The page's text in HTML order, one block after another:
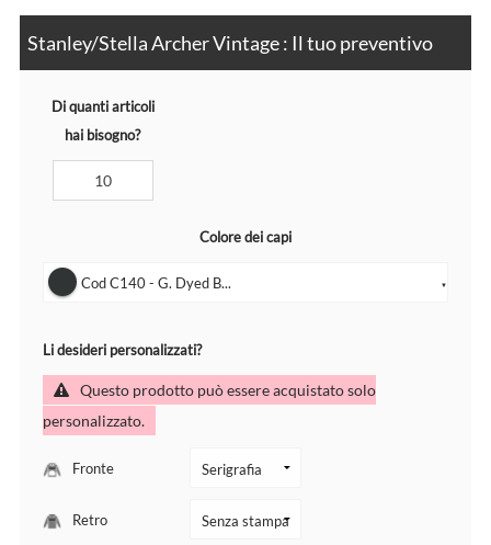
Stanley/Stella Archer Vintage : Il tuo preventivo
Di quanti articoli
hai bisogno?
Colore dei capi
Cod C140 - G. Dyed B... ▼
Li desideri personalizzati?
Questo prodotto può essere acquistato solo
personalizzato.
Fronte
Retro